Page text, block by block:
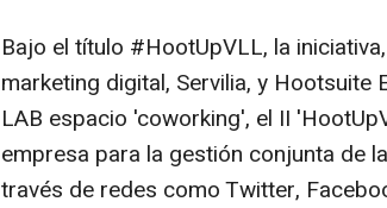
Bajo el título #HootUpVLL, la
marketing digital, Servilia, y Hootsuite
LAB espacio 'coworking', el II
empresa para la gestión conjunta de
través de redes como Twitter,